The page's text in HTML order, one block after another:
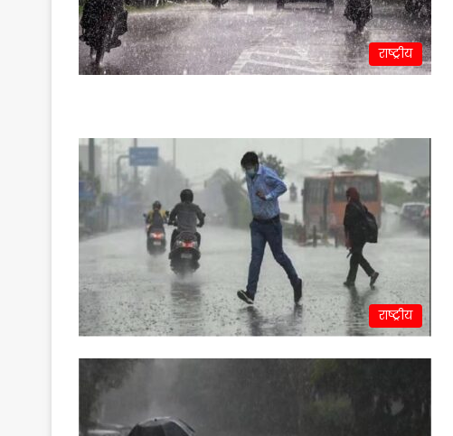
राष्ट्रीय
राष्ट्रीय